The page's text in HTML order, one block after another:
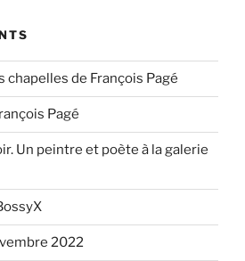
chapelles de François Pagé
Pagé
Un peintre et poète à la galerie
2022